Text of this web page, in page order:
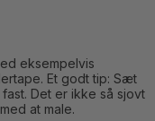
eksempelvis
Et godt tip: Sæt
Det er ikke så sjovt
at male.